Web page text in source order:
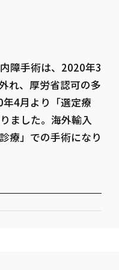
障手術は、2020年3
れ、厚労省認可の多
4月より「選定療
ました。海外輸入
療」での手術になり